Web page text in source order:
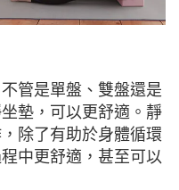
管是單盤、雙盤還是
墊，可以更舒適。靜
除了有助於身體循環
中更舒適，甚至可以